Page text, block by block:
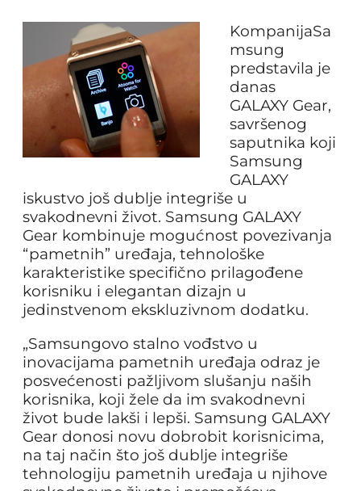
KompanijaSa
msung
predstavila je
danas
GALAXY Gear,
savršenog
saputnika koji
Samsung
GALAXY
iskustvo još dublje integriše u
svakodnevni život. Samsung GALAXY
Gear kombinuje mogućnost povezivanja
“pametnih” uređaja, tehnološke
karakteristike specifično prilagođene
korisniku i elegantan dizajn u
jedinstvenom ekskluzivnom dodatku.
„Samsungovo stalno vođstvo u
inovacijama pametnih uređaja odraz je
posvećenosti pažljivom slušanju naših
korisnika, koji žele da im svakodnevni
život bude lakši i lepši. Samsung GALAXY
Gear donosi novu dobrobit korisnicima,
na taj način što još dublje integriše
tehnologiju pametnih uređaja u njihove